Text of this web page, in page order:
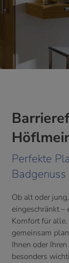
Perfekte
Badgenuss
Ob alt oder
eingeschränkt –
Komfort für
gemeinsam
Ihnen oder
besonders
schließen